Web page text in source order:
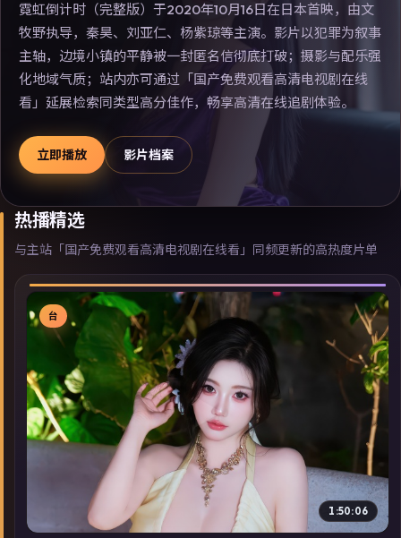
霓虹倒计时（完整版）于2020年10月16日在日本首映，由文
牧野执导，秦昊、刘亚仁、杨紫琼等主演。影片以犯罪为叙事
主轴，边境小镇的平静被一封匿名信彻底打破；摄影与配乐强
化地域气质；站内亦可通过「国产免费观看高清电视剧在线
看」延展检索同类型高分佳作，畅享高清在线追剧体验。
立即播放 影片档案
热播精选
与主站「国产免费观看高清电视剧在线看」同频更新的高热度片单
▶
台
1:50:06